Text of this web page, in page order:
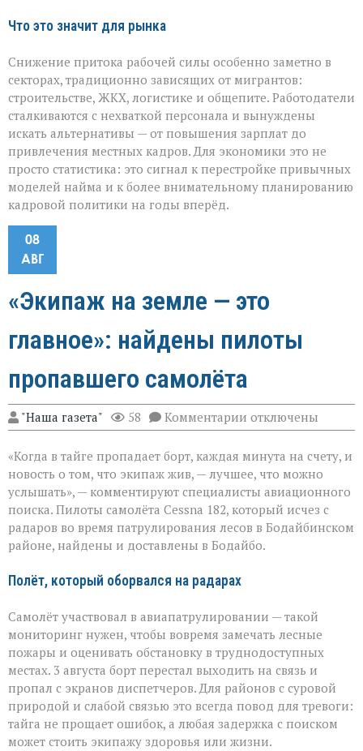
Что это значит для рынка
Снижение притока рабочей силы особенно заметно в
секторах, традиционно зависящих от мигрантов:
строительстве, ЖКХ, логистике и общепите. Работодатели
сталкиваются с нехваткой персонала и вынуждены
искать альтернативы — от повышения зарплат до
привлечения местных кадров. Для экономики это не
просто статистика: это сигнал к перестройке привычных
моделей найма и к более внимательному планированию
кадровой политики на годы вперёд.
08
АВГ
«Экипаж на земле — это
главное»: найдены пилоты
пропавшего самолёта
"Наша газета" 58 Комментарии к
записи
на
земле — это
главное»:
найдены
пилоты
пропавшего
самолёта
отключены
«Когда в тайге пропадает борт, каждая минута на счету, и
новость о том, что экипаж жив, — лучшее, что можно
услышать», — комментируют специалисты авиационного
поиска. Пилоты самолёта Cessna 182, который исчез с
радаров во время патрулирования лесов в Бодайбинском
районе, найдены и доставлены в Бодайбо.
Полёт, который оборвался на радарах
Самолёт участвовал в авиапатрулировании — такой
мониторинг нужен, чтобы вовремя замечать лесные
пожары и оценивать обстановку в труднодоступных
местах. 3 августа борт перестал выходить на связь и
пропал с экранов диспетчеров. Для районов с суровой
природой и слабой связью это всегда повод для тревоги:
тайга не прощает ошибок, а любая задержка с поиском
может стоить экипажу здоровья или жизни.